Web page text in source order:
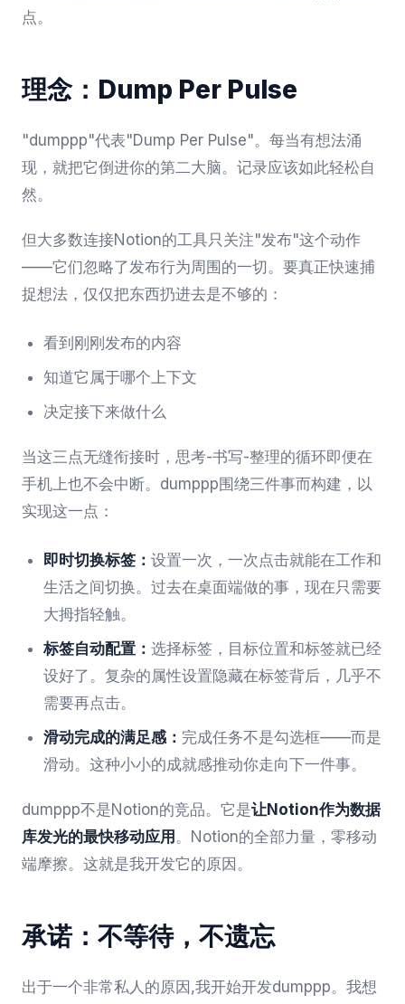
点。
理念：Dump Per Pulse
"dumppp"代表"Dump Per Pulse"。每当有想法涌
现，就把它倒进你的第二大脑。记录应该如此轻松自
然。
但大多数连接Notion的工具只关注"发布"这个动作
——它们忽略了发布行为周围的一切。要真正快速捕
捉想法，仅仅把东西扔进去是不够的：
看到刚刚发布的内容
知道它属于哪个上下文
决定接下来做什么
当这三点无缝衔接时，思考-书写-整理的循环即便在
手机上也不会中断。dumppp围绕三件事而构建，以
实现这一点：
即时切换标签： 设置一次，一次点击就能在工作和
生活之间切换。过去在桌面端做的事，现在只需要
大拇指轻触。
标签自动配置： 选择标签，目标位置和标签就已经
设好了。复杂的属性设置隐藏在标签背后，几乎不
需要再点击。
滑动完成的满足感： 完成任务不是勾选框——而是
滑动。这种小小的成就感推动你走向下一件事。
dumppp不是Notion的竞品。它是让Notion作为数据
库发光的最快移动应用 。Notion的全部力量，零移动
端摩擦。这就是我开发它的原因。
承诺：不等待，不遗忘
出于一个非常私人的原因,我开始开发dumppp。我想